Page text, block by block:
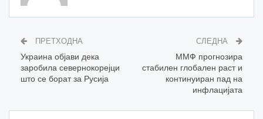
ПРЕТХОДНА
Украина објави дека
заробила севернокорејци
што се борат за Русија
СЛЕДНА
ММФ прогнозира
стабилен глобален раст и
континуиран пад на
инфлацијата